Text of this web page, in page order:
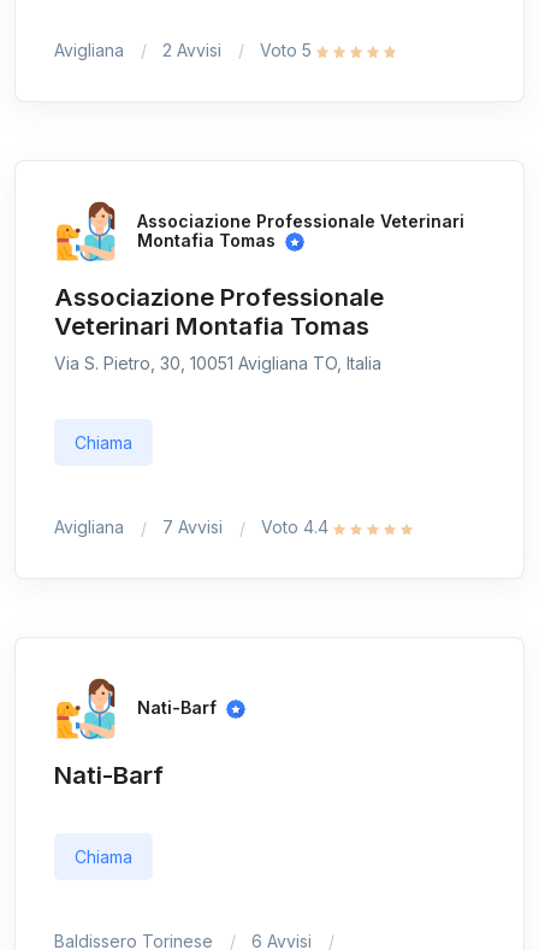
Avigliana 2 Avvisi Voto 5
Associazione Professionale Veterinari
Montafia Tomas
Associazione Professionale
Veterinari Montafia Tomas
Via S. Pietro, 30, 10051 Avigliana TO, Italia
Chiama
Avigliana 7 Avvisi Voto 4.4
Nati-Barf
Nati-Barf
Chiama
Baldissero Torinese 6 Avvisi